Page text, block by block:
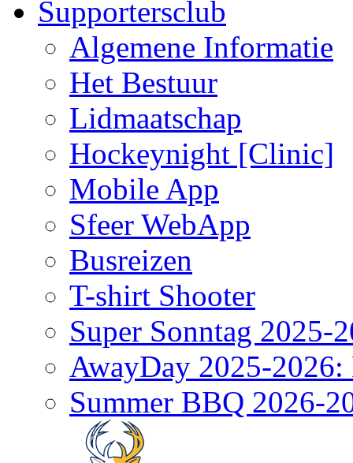
Supportersclub
Algemene Informatie
Het Bestuur
Lidmaatschap
Hockeynight [Clinic]
Mobile App
Sfeer WebApp
Busreizen
T-shirt Shooter
Super Sonntag
AwayDay 2025-2026:
Summer BBQ 2026-